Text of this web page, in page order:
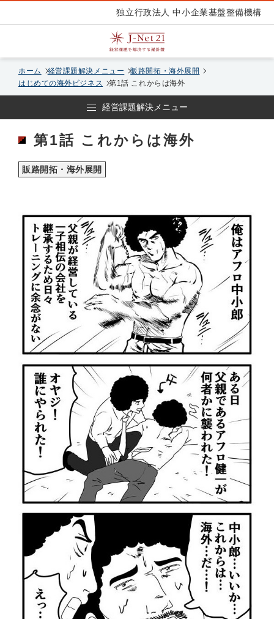
独立行政法人 中小企業基盤整備機構
ホーム 経営課題解決メニュー
販路開拓・海外展開
はじめての海外ビジネス
第1話 これからは海外
経営課題解決メニュー
第1話 これからは海外
販路開拓・海外展開